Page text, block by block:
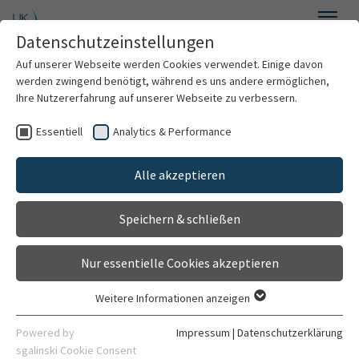
Zum Hauptinhalt springen
Willkommen
Über uns
Psychotherapie & Beratung
Forschung
Institut für Psychosoziale Prävention und Psychotherapie
Linguistic Inquiry and Word Count
Das von Prof. Dr. James Pennebaker und Kollegen an
Datenschutzeinstellungen
Auf unserer Webseite werden Cookies verwendet. Einige davon
werden zwingend benötigt, während es uns andere ermöglichen,
Ihre Nutzererfahrung auf unserer Webseite zu verbessern.
Essentiell Analytics & Performance
Alle akzeptieren
Speichern & schließen
Nur essentielle Cookies akzeptieren
Essentielle Cookies werden für grundlegende Funktionen der
Webseite benötigt. Dadurch ist gewährleistet, dass die
Weitere Informationen anzeigen
Powered by
sgalinski Cookie Consent
Impressum | Datenschutzerklärung